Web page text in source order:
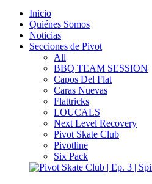
Inicio
Quiénes Somos
Noticias
Secciones de Pivot
All
BBQ TEAM SESSION
Capos Del Flat
Caras Nuevas
Flattricks
LOUCALS
Next Level Recovery
Pivot Skate Club
Pivotline
Six Pack